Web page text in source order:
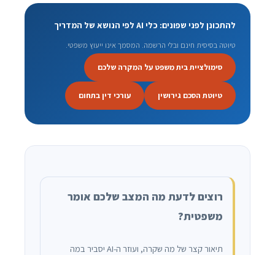
להתכונן לפני שפונים: כלי AI לפי הנושא של המדריך
טיוטה בסיסית חינם ובלי הרשמה. המסמך אינו ייעוץ משפטי.
סימולציית בית משפט על המקרה שלכם
טיוטת הסכם גירושין עורכי דין בתחום
רוצים לדעת מה המצב שלכם אומר
משפטית?
תיאור קצר של מה שקרה, ועוזר ה-AI יסביר במה